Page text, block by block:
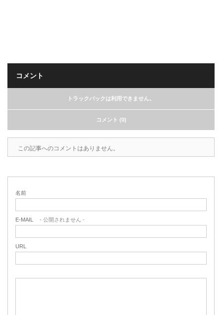
コメント
トラックバックは利用できません。
コメント (0)
この記事へのコメントはありません。
名前
E-MAIL - 公開されません -
URL